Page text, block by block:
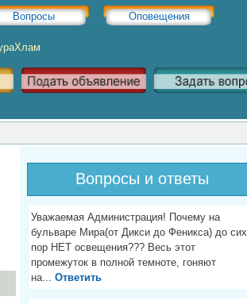
Вопросы Оповещения
Вопросы и ответы
Уважаемая Администрация! Почему на
бульваре Мира(от Дикси до Феникса) до сих
пор НЕТ освещения??? Весь этот
промежуток в полной темноте, гоняют
на... Ответить